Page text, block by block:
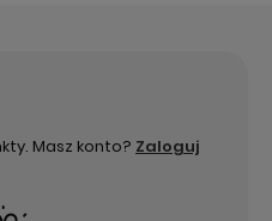
Masz konto? Zaloguj